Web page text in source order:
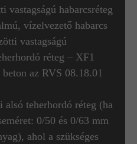
vastagságú habarcsréteg
vízelvezető habarcs
vastagságú
réteg – XF1
az RVS 08.18.01
alsó teherhordó réteg (ha
0/50 és 0/63 mm
ahol a szükséges